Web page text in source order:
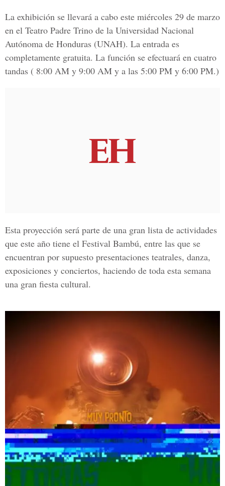
La exhibición se llevará a cabo este miércoles 29 de marzo
en el Teatro Padre Trino de la Universidad Nacional
Autónoma de Honduras (UNAH). La entrada es
completamente gratuita. La función se efectuará en cuatro
tandas ( 8:00 AM y 9:00 AM y a las 5:00 PM y 6:00 PM.)
Esta proyección será parte de una gran lista de actividades
que este año tiene el Festival Bambú, entre las que se
encuentran por supuesto presentaciones teatrales, danza,
exposiciones y conciertos, haciendo de toda esta semana
una gran fiesta cultural.